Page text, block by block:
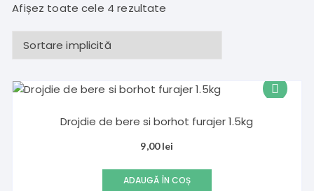
Afișez toate cele 4 rezultate
Drojdie de bere si borhot furajer 1.5kg
9,00lei
ADAUGĂ ÎN COȘ